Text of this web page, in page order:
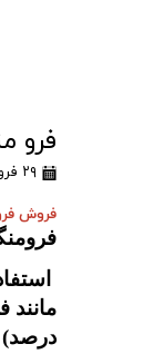
فرو
۲۹ فروردین ۱۴۰۳
فروش
درصد) در سال